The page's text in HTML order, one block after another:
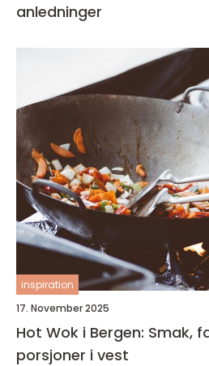
anledninger
inspiration
17. November 2025
Hot Wok i Bergen: Smak,
porsjoner i vest